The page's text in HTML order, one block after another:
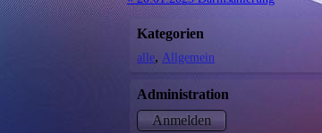
Kategorien
alle Allgemein
Administration
Anmelden